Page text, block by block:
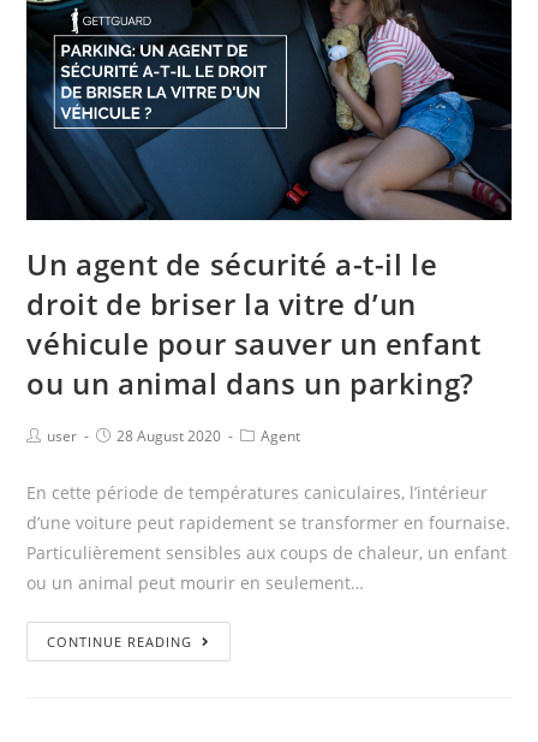
Un agent de sécurité a-t-il le
droit de briser la vitre d’un
véhicule pour sauver un enfant
ou un animal dans un parking?
user 28 August 2020 Agent
En cette période de températures caniculaires, l’intérieur
d’une voiture peut rapidement se transformer en fournaise.
Particulièrement sensibles aux coups de chaleur, un enfant
ou un animal peut mourir en seulement…
CONTINUE READING